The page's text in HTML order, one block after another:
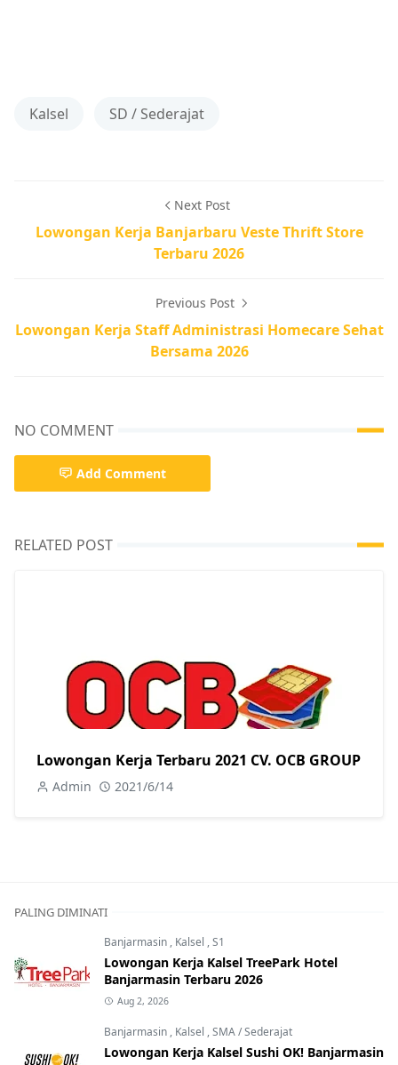
Kalsel SD / Sederajat
Next Post
Lowongan Kerja Banjarbaru Veste Thrift Store
Terbaru 2026
Previous Post
Lowongan Kerja Staff Administrasi Homecare Sehat
Bersama 2026
NO COMMENT
Add Comment
RELATED POST
Lowongan Kerja Terbaru 2021 CV. OCB GROUP
Admin 2021/6/14
PALING DIMINATI
Banjarmasin , Kalsel ,S1
Lowongan Kerja Kalsel TreePark Hotel
Banjarmasin Terbaru 2026
Aug 2, 2026
Banjarmasin , Kalsel ,SMA / Sederajat
Lowongan Kerja Kalsel Sushi OK! Banjarmasin